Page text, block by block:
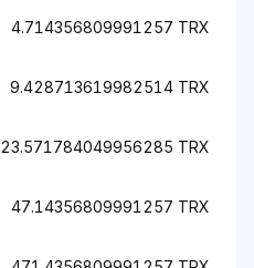
4.714356809991257 TRX
9.428713619982514 TRX
23.571784049956285 TRX
47.14356809991257 TRX